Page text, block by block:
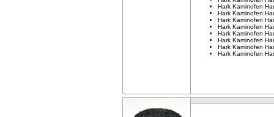
Hark Kaminofen
Hark Kaminofen
Hark Kaminofen
Hark Kaminofen
Hark Kaminofen
Hark Kaminofen
Hark Kaminofen
Hark Kaminofen